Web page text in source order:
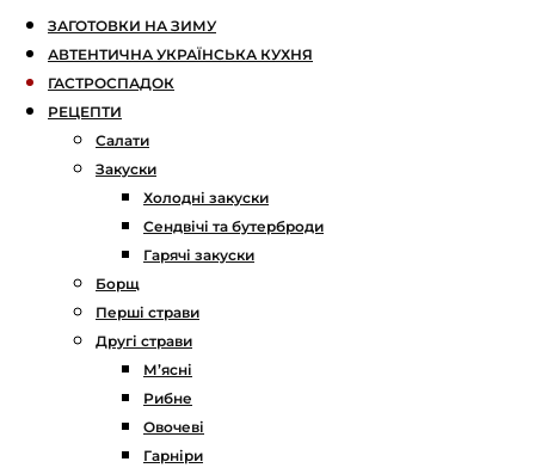
ЗАГОТОВКИ НА ЗИМУ
АВТЕНТИЧНА УКРАЇНСЬКА КУХНЯ
ГАСТРОСПАДОК
РЕЦЕПТИ
Салати
Закуски
Холодні закуски
Сендвічі та бутерброди
Гарячі закуски
Борщ
Перші страви
Другі страви
М’ясні
Рибне
Овочеві
Гарніри